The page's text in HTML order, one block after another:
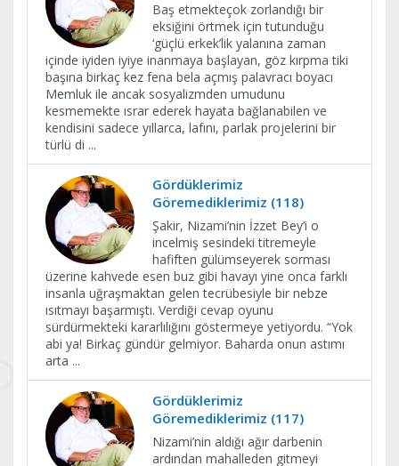
Baş etmekteçok zorlandığı bir
eksiğini örtmek için tutunduğu
‘güçlü erkek’lik yalanına zaman
içinde iyiden iyiye inanmaya başlayan, göz kırpma tiki
başına birkaç kez fena bela açmış palavracı boyacı
Memluk ile ancak sosyalizmden umudunu
kesmemekte ısrar ederek hayata bağlanabilen ve
kendisini sadece yıllarca, lafını, parlak projelerini bir
türlü di ...
Gördüklerimiz
Göremediklerimiz (118)
Şakir, Nizami’nin İzzet Bey’i o
incelmiş sesindeki titremeyle
hafiften gülümseyerek sorması
üzerine kahvede esen buz gibi havayı yine onca farklı
insanla uğraşmaktan gelen tecrübesiyle bir nebze
ısıtmayı başarmıştı. Verdiği cevap oyunu
sürdürmekteki kararlılığını göstermeye yetiyordu. “Yok
abi ya! Birkaç gündür gelmiyor. Baharda onun astımı
arta ...
Gördüklerimiz
Göremediklerimiz (117)
Nizami’nin aldığı ağır darbenin
ardından mahalleden gitmeyi